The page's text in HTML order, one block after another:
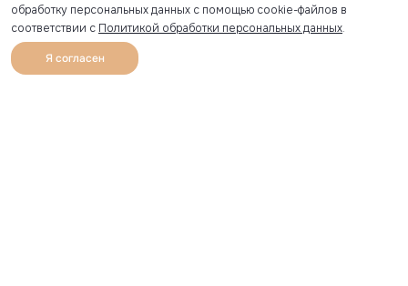
Каталог Избранное
обработку персональных данных с помощью cookie-файлов в
соответствии с Политикой обработки персональных данных.
Я согласен